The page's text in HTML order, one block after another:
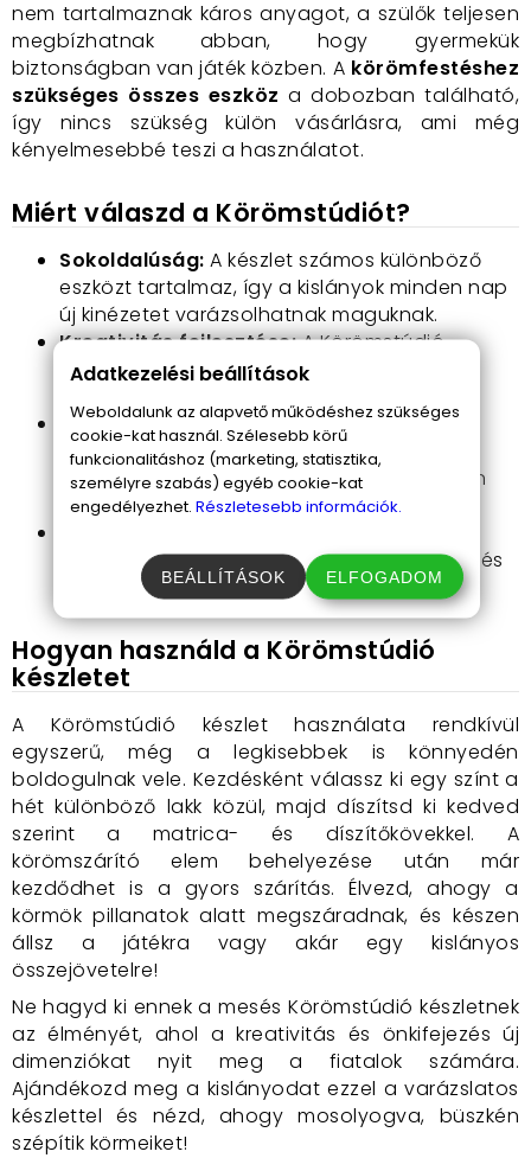
nem tartalmaznak káros anyagot, a szülők teljesen
megbízhatnak abban, hogy gyermekük
biztonságban van játék közben. A körömfestéshez
szükséges összes eszköz a dobozban található,
így nincs szükség külön vásárlásra, ami még
kényelmesebbé teszi a használatot.
Miért válaszd a Körömstúdiót?
Sokoldalúság: A készlet számos különböző
eszközt tartalmaz, így a kislányok minden nap
új kinézetet varázsolhatnak maguknak.
Kreativitás fejlesztése:A Körömstúdió
lehetőséget ad a kislányoknak, hogy
Biztonságos használat:A lakkok és
kiegészítők teljesen biztonságosak a
gyermekek számára, így a szülők is könnyen
megnyugodhatnak.
minden szükséges eszközt, így egyszerűen és
gyorsan használható.
Hogyan használd a Körömstúdió
készletet
A Körömstúdió készlet használata rendkívül
egyszerű, még a legkisebbek is könnyedén
boldogulnak vele. Kezdésként válassz ki egy színt a
hét különböző lakk közül, majd díszítsd ki kedved
szerint a matrica- és díszítőkövekkel. A
körömszárító elem behelyezése után már
kezdődhet is a gyors szárítás. Élvezd, ahogy a
körmök pillanatok alatt megszáradnak, és készen
állsz a játékra vagy akár egy kislányos
összejövetelre!
Ne hagyd ki ennek a mesés Körömstúdió készletnek
az élményét, ahol a kreativitás és önkifejezés új
dimenziókat nyit meg a fiatalok számára.
Ajándékozd meg a kislányodat ezzel a varázslatos
készlettel és nézd, ahogy mosolyogva, büszkén
szépítik körmeiket!
Adatkezelési beállítások
Weboldalunk az alapvető működéshez szükséges
cookie-kat használ. Szélesebb körű
funkcionalitáshoz (marketing, statisztika,
személyre szabás) egyéb cookie-kat
engedélyezhet. Részletesebb információk.
BEÁLLÍTÁSOK ELFOGADOM